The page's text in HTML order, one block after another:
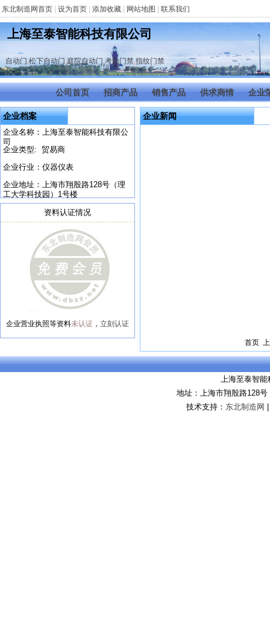
东北制造网首页 设为首页 添加收藏 网站地图 联系我们
上海至泰智能科技有限公司
自动门,松下自动门,庭院自动门,考勤门禁,指纹门禁
公司首页 招商产品 销售产品 供求商情 企业
企业档案
企业名称：上海至泰智能科技有限公
司
企业类型: 贸易商
企业行业：仪器仪表
企业地址：上海市翔殷路128号（理
工大学科技园）1号楼
资料认证情况
企业营业执照等资料未认证 ， 立刻认证
企业新闻
首页
上海至泰智能
地址：上海市翔殷路128
技术支持： 东北制造网